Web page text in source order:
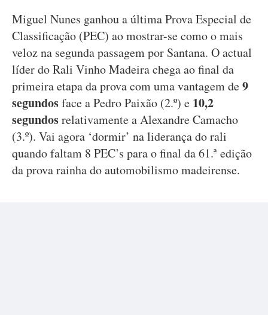
Miguel Nunes ganhou a última Prova Especial de
Classificação (PEC) ao mostrar-se como o mais
veloz na segunda passagem por Santana. O actual
líder do Rali Vinho Madeira chega ao final da
primeira etapa da prova com uma vantagem de9
segundosface a Pedro Paixão (2.º) e 10,2
segundosrelativamente a Alexandre Camacho
(3.º). Vai agora ‘dormir’ na liderança do rali
quando faltam 8 PEC’s para o final da 61.ª edição
da prova rainha do automobilismo madeirense.